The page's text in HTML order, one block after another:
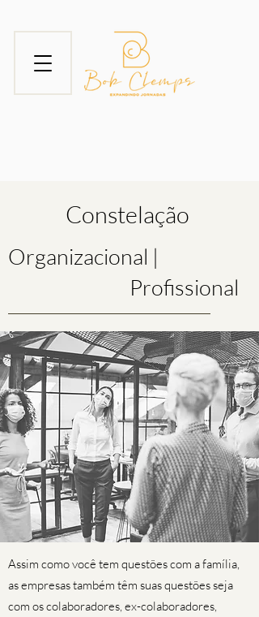
Constelação
Organizacional |
Profissional
Assim como você tem questões com a família,
as empresas também têm suas questões seja
com os colaboradores, ex-colaboradores,